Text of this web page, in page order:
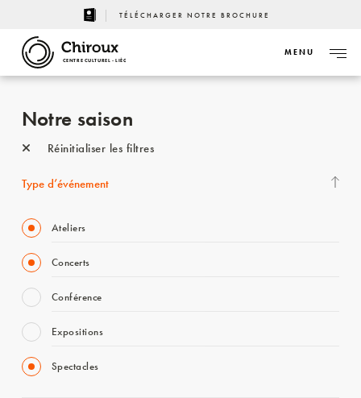
TÉLÉCHARGER NOTRE BROCHURE
CENTRE CULTUREL - LIÈGE
MENU
Notre saison
Réinitialiser les filtres
Type d’événement
Ateliers
Concerts
Conférence
Expositions
Spectacles